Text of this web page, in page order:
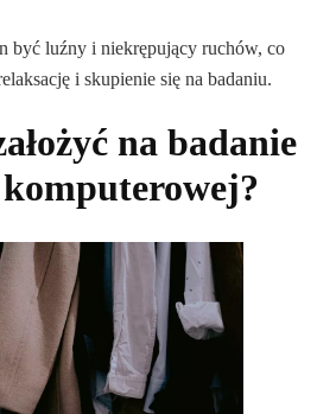
być luźny i niekrępujący ruchów, co
i skupienie się na badaniu.
na badanie